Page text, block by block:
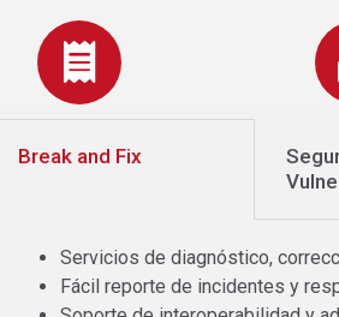
Break and Fix
Servicios de diagnóstico,
Fácil reporte de incidentes y